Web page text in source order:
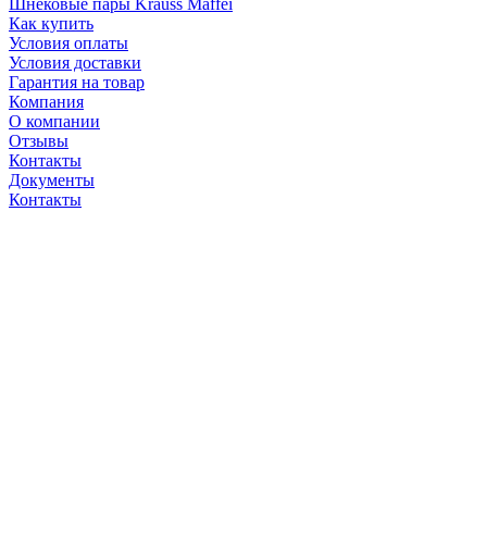
Шнековые пары Krauss Maffei
Как купить
Условия оплаты
Условия доставки
Гарантия на товар
Компания
О компании
Отзывы
Контакты
Документы
Контакты